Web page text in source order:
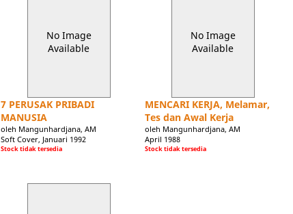
No Image
Available
7 PERUSAK PRIBADI
MANUSIA
oleh Mangunhardjana, AM
Soft Cover, Januari 1992
Stock tidak tersedia
No Image
Available
MENCARI KERJA, Melamar,
Tes dan Awal Kerja
oleh Mangunhardjana, AM
April 1988
Stock tidak tersedia